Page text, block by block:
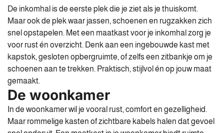
De inkomhal is de eerste plek die je ziet als je thuiskomt.
Maar ook de plek waar jassen, schoenen en rugzakken zich
snel opstapelen. Met een maatkast voor je inkomhal zorg je
voor rust én overzicht. Denk aan een ingebouwde kast met
kapstok, gesloten opbergruimte, of zelfs een zitbankje om je
schoenen aan te trekken. Praktisch, stijlvol én op jouw maat
gemaakt.
De woonkamer
In de woonkamer wil je vooral rust, comfort en gezelligheid.
Maar rommelige kasten of zichtbare kabels halen dat gevoel